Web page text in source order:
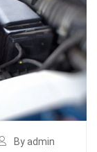
By admin